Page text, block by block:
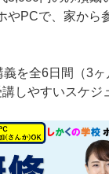
PCで、家から
を全6日間（3ヶ
しやすいスケジ